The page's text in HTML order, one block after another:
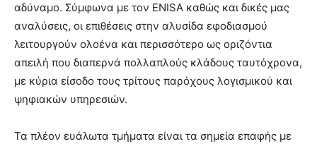
αδύναμο. Σύμφωνα με τον ENISA καθώς και δικές μας
αναλύσεις, οι επιθέσεις στην αλυσίδα εφοδιασμού
λειτουργούν ολοένα και περισσότερο ως οριζόντια
απειλή που διαπερνά πολλαπλούς κλάδους ταυτόχρονα,
με κύρια είσοδο τους τρίτους παρόχους λογισμικού και
ψηφιακών υπηρεσιών.
Τα πλέον ευάλωτα τμήματα είναι τα σημεία επαφής με